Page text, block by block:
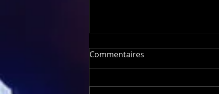
Commentaires